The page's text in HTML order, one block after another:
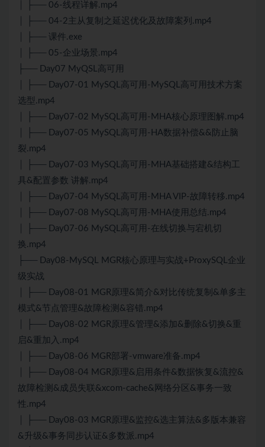
│ ├── 06-线程详解.mp4
│ ├── 04-2主从复制之延迟优化及故障案列.mp4
│ ├── 课件.exe
│ ├── 05-企业场景.mp4
├── Day07 MyQSL高可用
│ ├── Day07-01 MySQL高可用-MySQL高可用技术方案
选型.mp4
│ ├── Day07-02 MySQL高可用-MHA核心原理图解.mp4
│ ├── Day07-05 MySQL高可用-HA数据补偿&&防止脑
裂.mp4
│ ├── Day07-03 MySQL高可用-MHA基础搭建&结构工
具&配置参数 讲解.mp4
│ ├── Day07-04 MySQL高可用-MHA VIP-故障转移.mp4
│ ├── Day07-08 MySQL高可用-MHA使用总结.mp4
│ ├── Day07-06 MySQL高可用-在线切换与宕机切
换.mp4
├── Day08-MySQL MGR核心原理与实战+ProxySQL企业
级实战
│ ├── Day08-01 MGR原理&简介&对比传统复制&单多主
模式&节点管理&故障检测&容错.mp4
│ ├── Day08-02 MGR原理&管理&添加&删除&切换&重
启&重加入.mp4
│ ├── Day08-06 MGR部署-vmware准备.mp4
│ ├── Day08-04 MGR原理&启用条件&数据恢复&流控&
故障检测&成员失联&xcom-cache&网络分区&事务一致
性.mp4
│ ├── Day08-03 MGR原理&监控&选主算法&多版本兼容
&升级&事务同步认证&多数派.mp4